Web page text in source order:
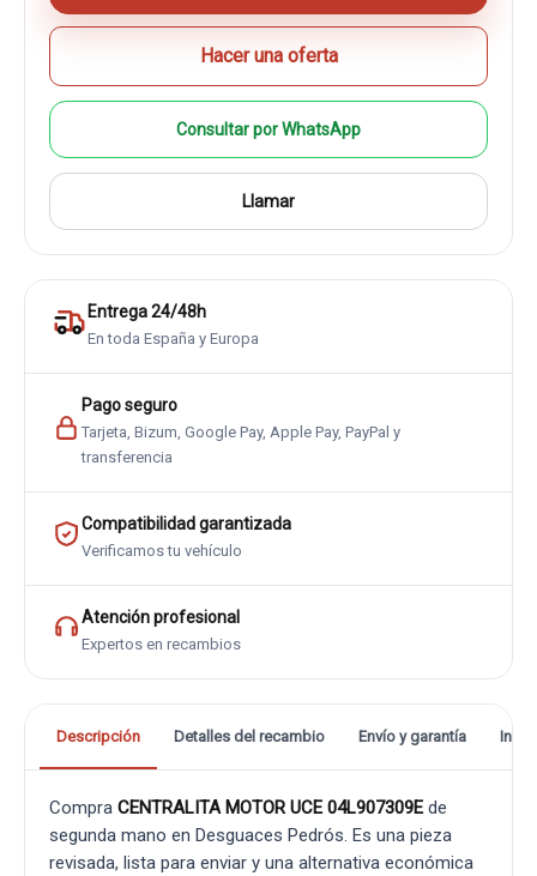
Hacer una oferta
Consultar por WhatsApp
Llamar
Entrega 24/48h
En toda España y Europa
Pago seguro
Tarjeta, Bizum, Google Pay, Apple Pay, PayPal y
transferencia
Compatibilidad garantizada
Verificamos tu vehículo
Atención profesional
Expertos en recambios
Descripción Detalles del recambio Envío y garantía
Compra CENTRALITA MOTOR UCE 04L907309E de
segunda mano en Desguaces Pedrós. Es una pieza
revisada, lista para enviar y una alternativa económica